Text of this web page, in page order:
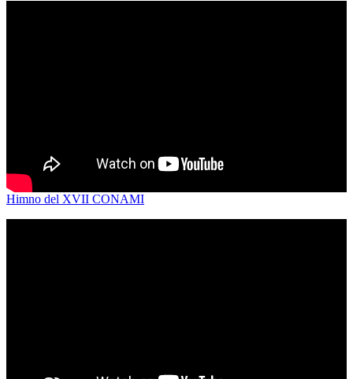
Himno del XVII CONAMI